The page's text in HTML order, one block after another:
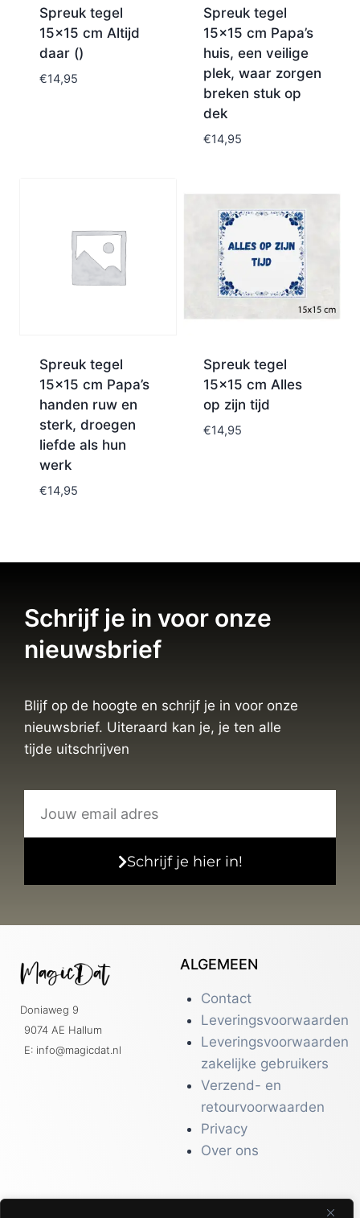
Spreuk tegel
15×15 cm Altijd
daar ()
€14,95
Spreuk tegel
15×15 cm Papa’s
huis, een veilige
plek, waar zorgen
breken stuk op
dek
€14,95
Spreuk tegel
15×15 cm Papa’s
handen ruw en
sterk, droegen
liefde als hun
werk
€14,95
Spreuk tegel
15×15 cm Alles
op zijn tijd
€14,95
Schrijf je in voor onze
nieuwsbrief
Blijf op de hoogte en schrijf je in voor onze
nieuwsbrief. Uiteraard kan je, je ten alle
tijde uitschrijven
Schrijf je hier in!
Doniaweg 9
9074 AE Hallum
E: info@magicdat.nl
ALGEMEEN
Contact
Leveringsvoorwaarden
Leveringsvoorwaarden
zakelijke gebruikers
Verzend- en
retourvoorwaarden
Privacy
Over ons